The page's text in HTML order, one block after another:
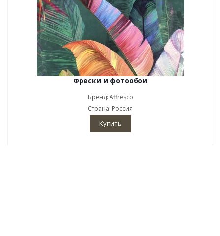
Фрески и фотообои
Бренд: Affresco
Страна: Россия
Купить